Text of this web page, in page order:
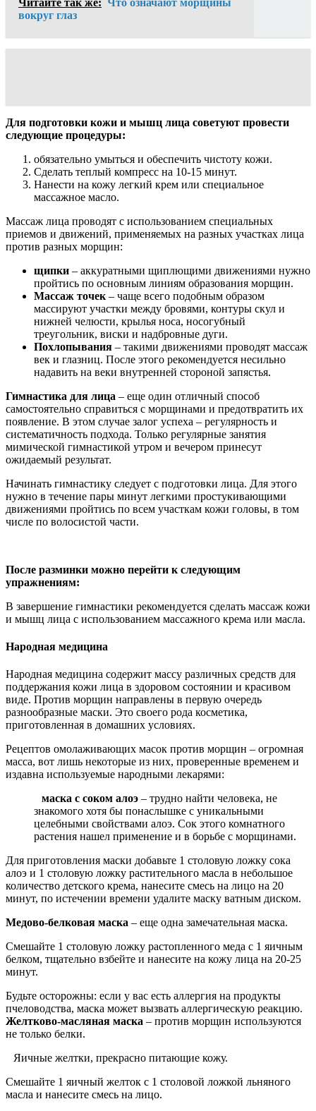
вокруг глаз
Для подготовки кожи и мышц лица советуют провести
следующие процедуры:
обязательно умыться и обеспечить чистоту кожи.
Сделать теплый компресс на 10-15 минут.
Нанести на кожу легкий крем или специальное
массажное масло.
Массаж лица проводят с использованием специальных
приемов и движений, применяемых на разных участках лица
против разных морщин:
щипки – аккуратными щиплющими движениями нужно
пройтись по основным линиям образования морщин.
Массаж точек – чаще всего подобным образом
массируют участки между бровями, контуры скул и
нижней челюсти, крылья носа, носогубный
треугольник, виски и надбровные дуги.
Похлопывания – такими движениями проводят массаж
век и глазниц. После этого рекомендуется несильно
надавить на веки внутренней стороной запястья.
Гимнастика для лица – еще один отличный способ
самостоятельно справиться с морщинами и предотвратить их
появление. В этом случае залог успеха – регулярность и
систематичность подхода. Только регулярные занятия
мимической гимнастикой утром и вечером принесут
ожидаемый результат.
Начинать гимнастику следует с подготовки лица. Для этого
нужно в течение пары минут легкими простукивающими
движениями пройтись по всем участкам кожи головы, в том
числе по волосистой части.
После разминки можно перейти к следующим
упражнениям:
В завершение гимнастики рекомендуется сделать массаж кожи
и мышц лица с использованием массажного крема или масла.
Народная медицина
Народная медицина содержит массу различных средств для
поддержания кожи лица в здоровом состоянии и красивом
виде. Против морщин направлены в первую очередь
разнообразные маски. Это своего рода косметика,
приготовленная в домашних условиях.
Рецептов омолаживающих масок против морщин – огромная
масса, вот лишь некоторые из них, проверенные временем и
издавна используемые народными лекарями:
маска с соком алоэ – трудно найти человека, не
знакомого хотя бы понаслышке с уникальными
целебными свойствами алоэ. Сок этого комнатного
растения нашел применение и в борьбе с морщинами.
Для приготовления маски добавьте 1 столовую ложку сока
алоэ и 1 столовую ложку растительного масла в небольшое
количество детского крема, нанесите смесь на лицо на 20
минут, по истечении времени удалите маску ватным диском.
Медово-белковая маска – еще одна замечательная маска.
Смешайте 1 столовую ложку растопленного меда с 1 яичным
белком, тщательно взбейте и нанесите на кожу лица на 20-25
минут.
Будьте осторожны: если у вас есть аллергия на продукты
пчеловодства, маска может вызвать аллергическую реакцию.
Желтково-масляная маска – против морщин используются
не только белки.
Яичные желтки, прекрасно питающие кожу.
Смешайте 1 яичный желток с 1 столовой ложкой льняного
масла и нанесите смесь на лицо.